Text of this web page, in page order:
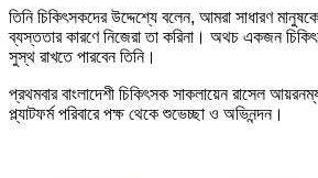
তিনি চিকিৎসকদের উদ্দেশ্যে বলেন, আমরা সাধারণ
ব্যস্ততার কারণে নিজেরা তা করিনা। অথচ একজন
সুস্থ রাখতে পারবেন তিনি।
প্রথমবার বাংলাদেশী চিকিৎসক সাকলায়েন রাসেল
প্ল্যাটফর্ম পরিবারে পক্ষ থেকে শুভেচ্ছা ও অভিনন্দন।